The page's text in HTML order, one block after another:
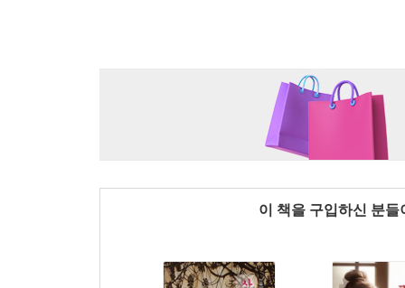
이 책을 구입하신 분